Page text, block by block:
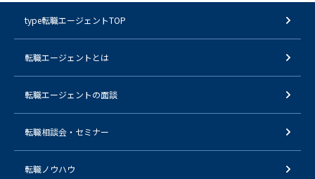
type転職エージェントTOP
転職エージェントとは
転職エージェントの面談
転職相談会・セミナー
転職ノウハウ